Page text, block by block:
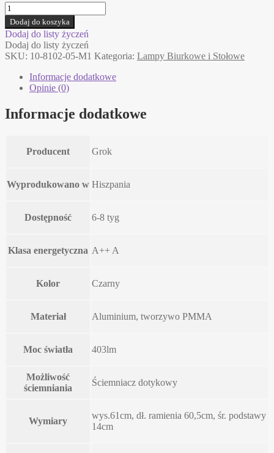
ilość
TUBS
Grok/LEDS
C4
lampa
biurkowa
Dodaj do koszyka
Dodaj do listy życzeń
Dodaj do listy życzeń
SKU: 10-8102-05-M1 Kategoria: Lampy Biurkowe i Stołowe
Informacje dodatkowe
Opinie (0)
Informacje dodatkowe
Producent Grok
Wyprodukowano w Hiszpania
Dostępność 6-8 tyg
Klasa energetyczna A++ A
Kolor Czarny
Materiał Aluminium, tworzywo PMMA
Moc światła 403lm
Możliwość
ściemniania
Ściemniacz dotykowy
Wymiary
wys.61cm, dł. ramienia 60,5cm, śr. podstawy
14cm